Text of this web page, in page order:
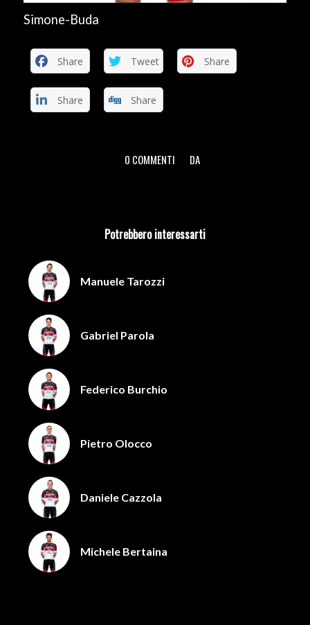
Simone-Buda
Share Tweet Share
Share Share
0 COMMENTI
/ DA
Potrebbero interessarti
Manuele Tarozzi
Gabriel Parola
Federico Burchio
Pietro Olocco
Daniele Cazzola
Michele Bertaina